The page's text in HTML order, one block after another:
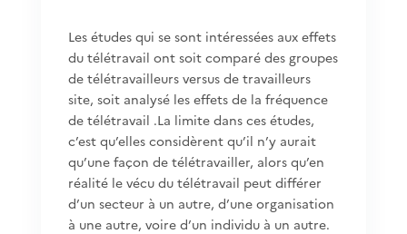
Les études qui se sont intéressées aux effets
du télétravail ont soit comparé des groupes
de télétravailleurs versus de travailleurs
site, soit analysé les effets de la fréquence
de télétravail .La limite dans ces études,
c’est qu’elles considèrent qu’il n’y aurait
qu’une façon de télétravailler, alors qu’en
réalité le vécu du télétravail peut différer
d’un secteur à un autre, d’une organisation
à une autre, voire d’un individu à un autre.